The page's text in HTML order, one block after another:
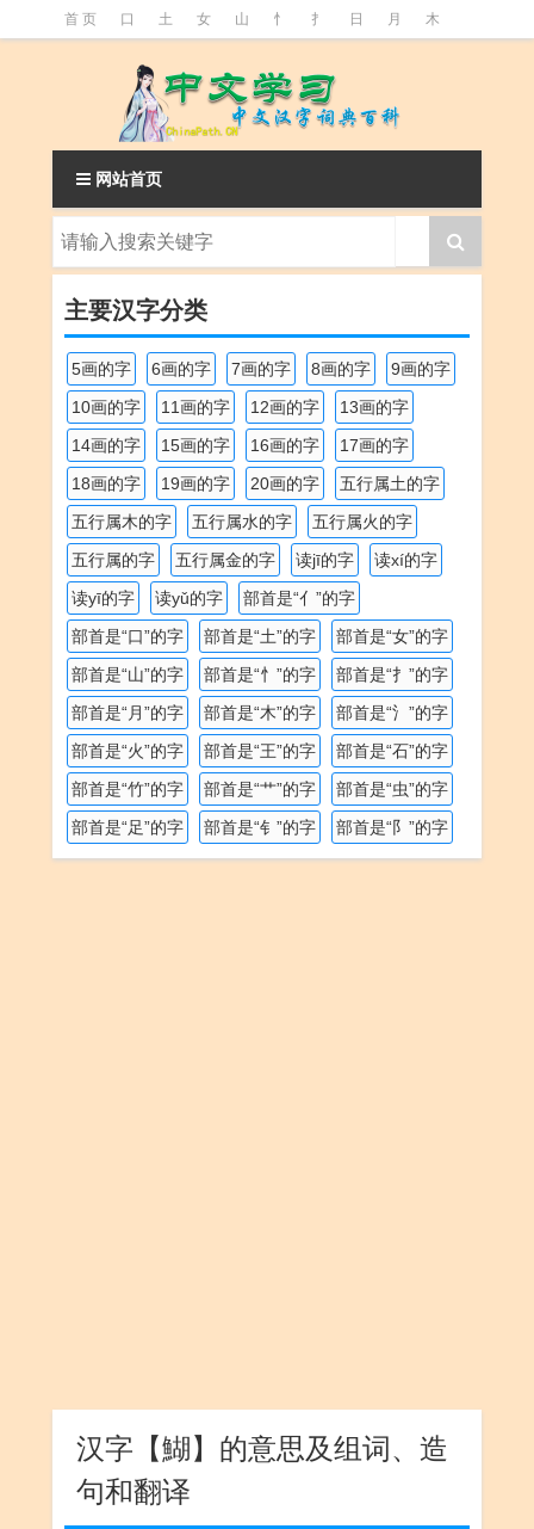
首 页 口 土 女 山 忄 扌 日 月 木
魚
网站首页
主要汉字分类
5画的字 6画的字 7画的字 8画的字
9画的字
10画的字
11画的字 12画的字
13画的字
14画的字
15画的字 16画的字
17画的字
18画的字
19画的字 20画的字
五行属土的字
五行属木的字
五行属水的字
五行属火的字
五行属的字
五行属金的字 读jī的字
读xí的字
读yī的字
读yǔ的字
部首是“亻”的字
部首是“口”的字
部首是“土”的字
部首是“女”的字
部首是“山”的字
部首是“忄”的字
部首是“扌”的字
部首是“月”的字
部首是“木”的字
部首是“氵”的字
部首是“火”的字
部首是“王”的字
部首是“石”的字
部首是“竹”的字
部首是“艹”的字
部首是“虫”的字
部首是“足”的字
部首是“钅”的字 部首是“阝”的字
汉字【鰗】的意思及组词、造
句和翻译